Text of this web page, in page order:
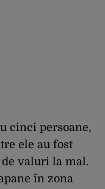
cinci persoane,
ele au fost
de valuri la mal.
în zona